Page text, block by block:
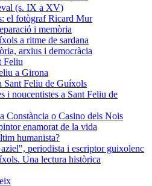
(s. IX a XV)
el fotògraf Ricard Mur
i memòria
a ritme de sardana
arxius i democràcia
Feliu
a Girona
Sant Feliu de Guíxols
i noucentistes a Sant Feliu de
Constància o Casino dels Nois
enamorat de la vida
humanista?
periodista i escriptor guixolenc
Una lectura històrica